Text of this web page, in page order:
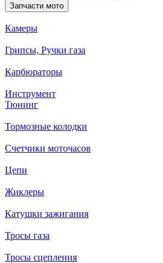
Запчасти мото
Камеры
Грипсы, Ручки газа
Карбюраторы
Инструмент
Тюнинг
Тормозные колодки
Счетчики моточасов
Цепи
Жиклеры
Катушки зажигания
Тросы газа
Тросы сцепления